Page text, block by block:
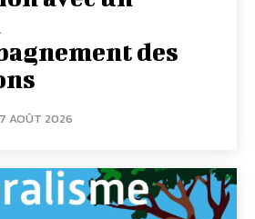
des
7 AOÛT 2026